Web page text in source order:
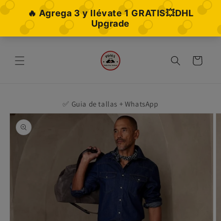
Ir
directamente
al contenido
Carrito
✅ Guia de tallas + WhatsApp
directamente
a la
información